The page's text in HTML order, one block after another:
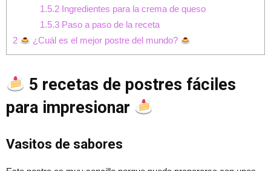
1.5.2 Ingredientes para la crema de queso
1.5.3 Paso a paso de la receta
2
¿Cuál es el mejor postre del mundo?
5 recetas de postres fáciles
para impresionar
Vasitos de sabores